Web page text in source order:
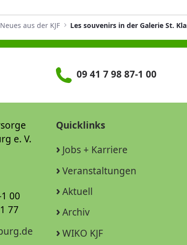
Neues aus der KJF Les souvenirs in der Galerie St.
09 41 7 98 87-1 00
e. V.
00
77
Quicklinks
Jobs + Karriere
Veranstaltungen
Aktuell
Archiv
WIKO KJF